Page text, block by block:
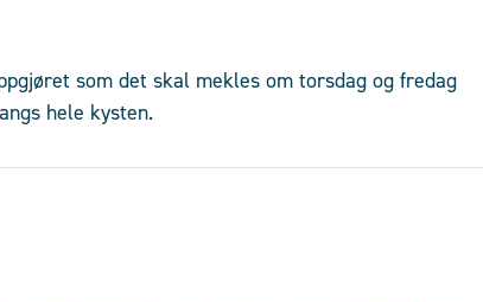
som det skal mekles om torsdag og fredag
hele kysten.